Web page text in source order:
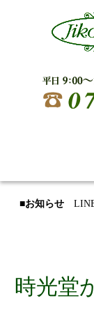
■お知らせ
時光堂